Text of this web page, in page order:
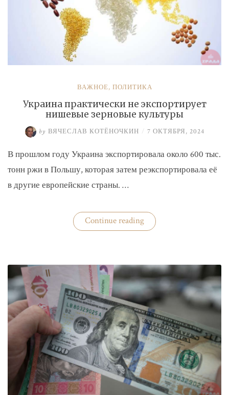
ВАЖНОЕ, ПОЛИТИКА
Украина практически не экспортирует
нишевые зерновые культуры
by ВЯЧЕСЛАВ КОТЁНОЧКИН / 7 ОКТЯБРЯ, 2024
В прошлом году Украина экспортировала около 600 тыс.
тонн ржи в Польшу, которая затем реэкспортировала её
в другие европейские страны. …
Continue reading«Украина
практически
зерновые
культуры»